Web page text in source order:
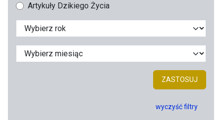
Artykuły Dzikiego Życia
ZASTOSUJ
wyczyść filtry